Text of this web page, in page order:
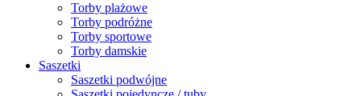
Torby plażowe
Torby podróżne
Torby sportowe
Torby damskie
Saszetki
Saszetki podwójne